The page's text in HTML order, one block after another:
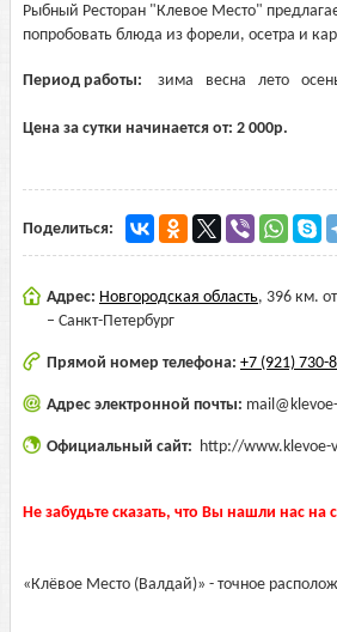
Рыбный Ресторан "Клевое Место"
попробовать блюда из форели, осетра и
Период работы: зима весна лето
Цена за сутки начинается от: 2 000р.
Поделиться:
Адрес: Новгородская область, 396 км.
– Санкт-Петербург
Прямой номер телефона: +7 (921) 730-
Адрес электронной почты:
Официальный сайт: http://www.klevoe-
Не забудьте сказать, что Вы нашли нас на
«Клёвое Место (Валдай)» - точное